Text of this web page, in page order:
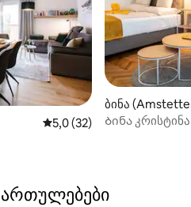
საშუალო შეფასებაა
5,0 (32)
ბინა
Ბინა კრისტინა